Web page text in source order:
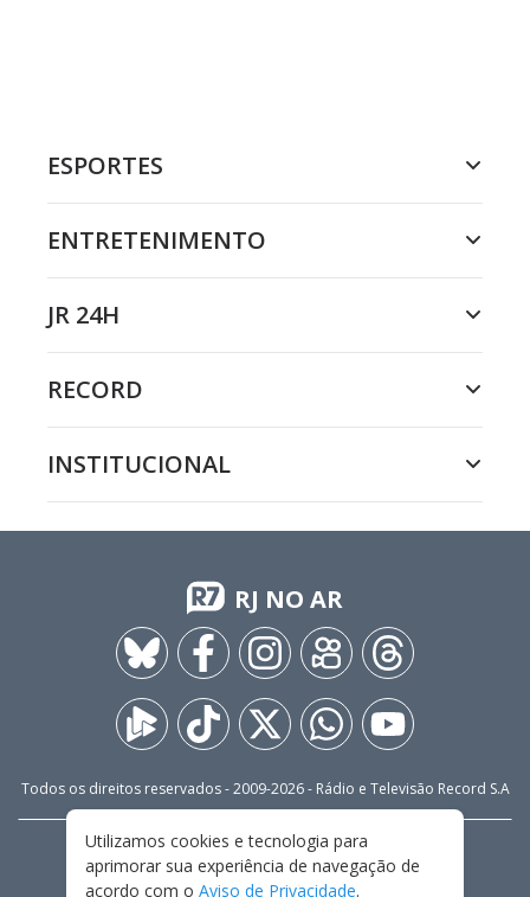
ESPORTES
ENTRETENIMENTO
JR 24H
RECORD
INSTITUCIONAL
RJ NO AR
Todos os direitos reservados - 2009-2026- Rádio e Televisão Record S.A
FALE CONOSCO
PRIVACIDADE
TERMOS E CONDIÇÕES DE USO
Utilizamos cookies e tecnologia para
aprimorar sua experiência de navegação de
acordo com o Aviso de Privacidade.